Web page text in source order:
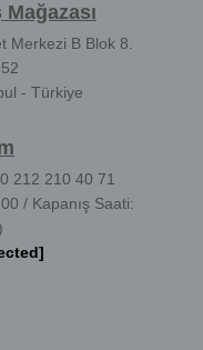
Merkezi B Blok 8.
- Türkiye
212 210 40 71
/ Kapanış Saati: